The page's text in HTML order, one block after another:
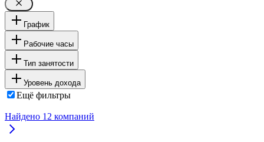
График
Рабочие часы
Тип занятости
Уровень дохода
Ещё фильтры
Найдено 12 компаний